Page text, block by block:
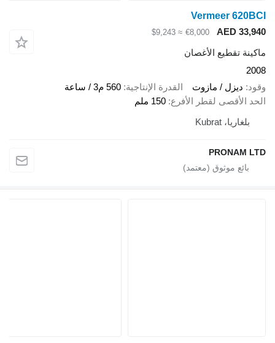
Vermeer
AED
€8,000
≈ $9,243
تقطيع الأغصان
ديزل / مازوت القدرة الإنتاجية 560 م3 / ساعة
الأقصى لقطر الأفرع
150 ملم
بلغاريا، Kubrat
PRONAM